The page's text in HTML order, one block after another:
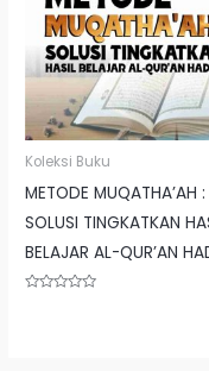
Koleksi Buku
METODE MUQATHA’AH :
SOLUSI TINGKATKAN
BELAJAR AL-QUR’AN